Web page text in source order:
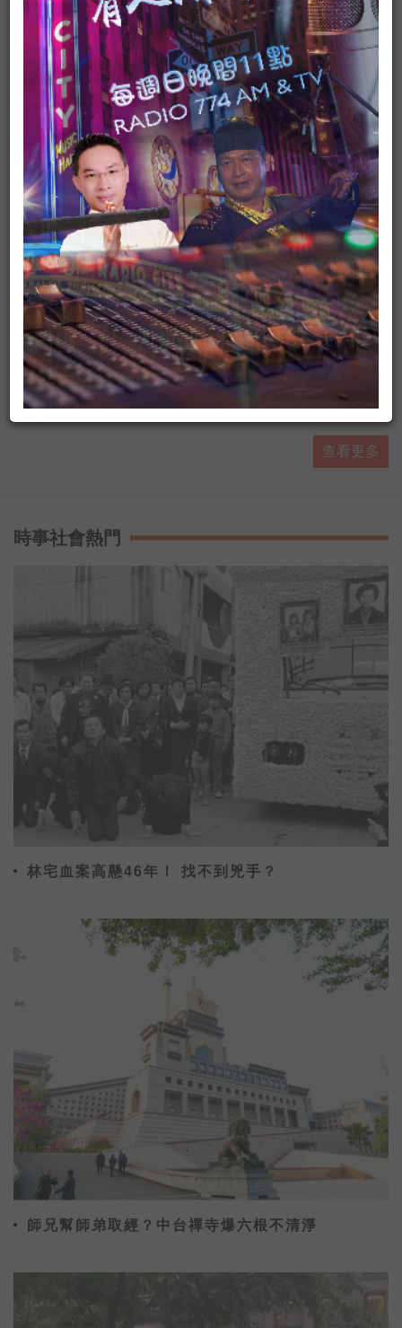
有人抵咧嘸
▶ 台灣廣播台中台FB粉絲專頁
的選擇，陪伴你的每星期。
#開啟直播小鈴鐺不漏掉最新消息
查看更多
時事社會熱門
林宅血案高懸46年！ 找不到兇手？
師兄幫師弟取經？中台禪寺爆六根不清淨